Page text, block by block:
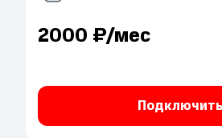
2000 ₽/мес
Подключить